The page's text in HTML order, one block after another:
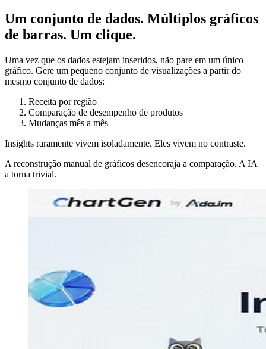
Um conjunto de dados. Múltiplos gráficos
de barras. Um clique.
Uma vez que os dados estejam inseridos, não pare em um único
gráfico. Gere um pequeno conjunto de visualizações a partir do
mesmo conjunto de dados:
Receita por região
Comparação de desempenho de produtos
Mudanças mês a mês
Insights raramente vivem isoladamente. Eles vivem no contraste.
A reconstrução manual de gráficos desencoraja a comparação. A IA
a torna trivial.